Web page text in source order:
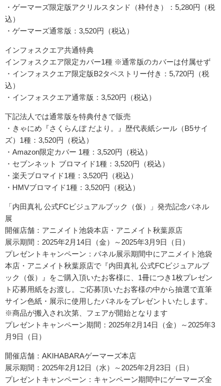
・ゲーマーズ限定版アクリルスタンド（枠付き）：5,280円（税
込）
・ゲーマーズ通常版：3,520円（税込）
インフォスクエア共通特典
インフォスクエア限定カバー1種 ※通常版のカバーは付属せず
・インフォスクエア限定版B2タペストリー付き：5,720円（税
込）
・インフォスクエア通常版：3,520円（税込）
下記法人では通常版を特典付きで販売
・きゃにめ『さくらんぼ だより。』歴代表紙シール（B5サイ
ズ）1種：3,520円（税込）
・Amazon限定カバー 1種：3,520円（税込）
・セブンネット ブロマイド1種：3,520円（税込）
・楽天ブロマイド1種：3,520円（税込）
・HMVブロマイド1種：3,520円（税込）
「内田真礼 公式FCビジュアルブック（仮）」発売記念パネル
展
開催店舗：アニメイト池袋本店・アニメイト秋葉原店
展示期間：2025年2月14日（金）～2025年3月9日（日）
プレゼントキャンペーン：パネル展示期間中にアニメイト池袋
本店・アニメイト秋葉原店で『内田真礼 公式FCビジュアルブ
ック（仮）』をご購入頂いたお客様に、1冊につき1枚プレゼン
ト応募用紙をお渡し。ご応募頂いたお客様の中から抽選で直筆
サイン色紙・展示に使用したパネルをプレゼントいたします。
※商品が搬入され次第、フェアが開始となります
プレゼントキャンペーン期間：2025年2月14日（金）～2025年3
月9日（日）
開催店舗：AKIHABARAゲーマーズ本店
展示期間：2025年2月12日（水）～2025年2月23日（日）
プレゼントキャンペーン：キャンペーン期間中にゲーマーズ全